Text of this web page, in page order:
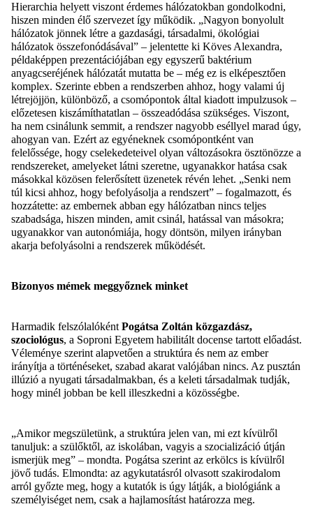
Hierarchia helyett viszont érdemes hálózatokban gondolkodni,
hiszen minden élő szervezet így működik. „Nagyon bonyolult
hálózatok jönnek létre a gazdasági, társadalmi, ökológiai
hálózatok összefonódásával” – jelentette ki Köves Alexandra,
példaképpen prezentációjában egy egyszerű baktérium
anyagcseréjének hálózatát mutatta be – még ez is elképesztően
komplex. Szerinte ebben a rendszerben ahhoz, hogy valami új
létrejöjjön, különböző, a csomópontok által kiadott impulzusok –
előzetesen kiszámíthatatlan – összeadódása szükséges. Viszont,
ha nem csinálunk semmit, a rendszernagyobb eséllyel marad úgy,
ahogyan van. Ezért az egyéneknek csomópontként van
felelőssége, hogy cselekedeteivel olyan változásokra ösztönözze a
rendszereket, amelyeket látni szeretne, ugyanakkorhatása csak
másokkal közösen felerősített üzenetek révén lehet. „Senki nem
túl kicsi ahhoz, hogy befolyásolja a rendszert” – fogalmazott, és
hozzátette: az embernek abban egy hálózatban nincs teljes
szabadsága, hiszen minden, amit csinál, hatással van másokra;
ugyanakkor van autonómiája, hogy döntsön, milyen irányban
akarja befolyásolni a rendszerek működését.
Bizonyos mémek meggyőznek minket
Harmadik felszólalóként Pogátsa Zoltán közgazdász,
szociológus, a Soproni Egyetem habilitált docense tartott előadást.
Véleménye szerint alapvetően a struktúra és nem az ember
irányítja a történéseket, szabad akarat valójában nincs. Az pusztán
illúzió a nyugati társadalmakban, és a keleti társadalmak tudják,
hogy minél jobban be kell illeszkedni a közösségbe.
„Amikor megszületünk, a struktúra jelen van, mi ezt kívülről
tanuljuk: a szülőktől, az iskolában, vagyis a szocializáció útján
ismerjük meg” – mondta. Pogátsa szerint az erkölcs is kívülről
jövő tudás. Elmondta: az agykutatásról olvasott szakirodalom
arról győzte meg, hogy a kutatók is úgy látják, a biológiánk a
személyiséget nem, csak a hajlamosítást határozza meg.